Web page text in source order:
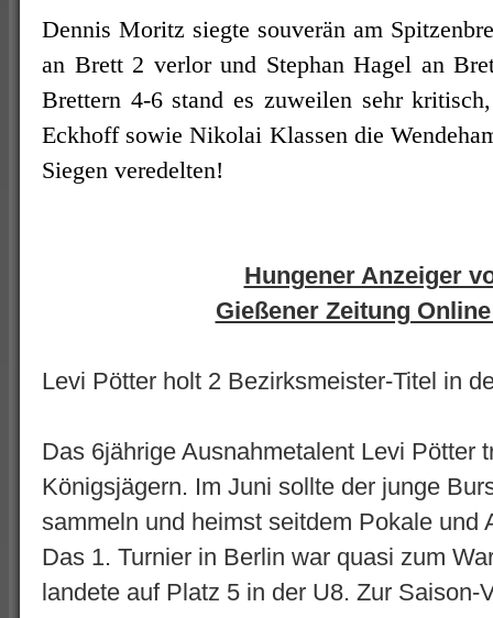
Dennis Moritz siegte souverän am
an Brett 2 verlor und Stephan Hagel an
Brettern 4-6 stand es zuweilen sehr
Eckhoff sowie Nikolai Klassen die
Siegen veredelten!
Hungener Anzeiger
Gießener Zeitung
Levi Pötter holt 2 Bezirksmeister-Titel in
Das 6jährige Ausnahmetalent Levi Pötter
Königsjägern. Im Juni sollte der junge
sammeln und heimst seitdem Pokale und
Das 1. Turnier in Berlin war quasi zum
landete auf Platz 5 in der U8. Zur Saison-